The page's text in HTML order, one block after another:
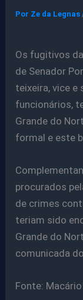
Por Ze da Legnas
Os fugitivos
de Senador
teixeira, vice
funcionários,
Grande do
formal e este
procurados
de crimes
teriam sido
Grande do
comunicada
Fonte: